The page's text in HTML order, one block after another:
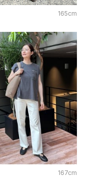
165cm
167cm